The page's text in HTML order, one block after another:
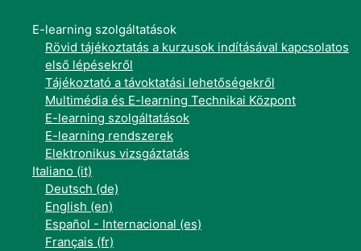
E-learning szolgáltatások
Rövid tájékoztatás a kurzusok indításával kapcsolatos
első lépésekről
Tájékoztató a távoktatási lehetőségekről
Multimédia és E-learning Technikai Központ
E-learning szolgáltatások
E-learning rendszerek
Elektronikus vizsgáztatás
Italiano ‎(it)‎
Deutsch ‎(de)‎
English ‎(en)‎
Español - Internacional ‎(es)‎
Français ‎(fr)‎